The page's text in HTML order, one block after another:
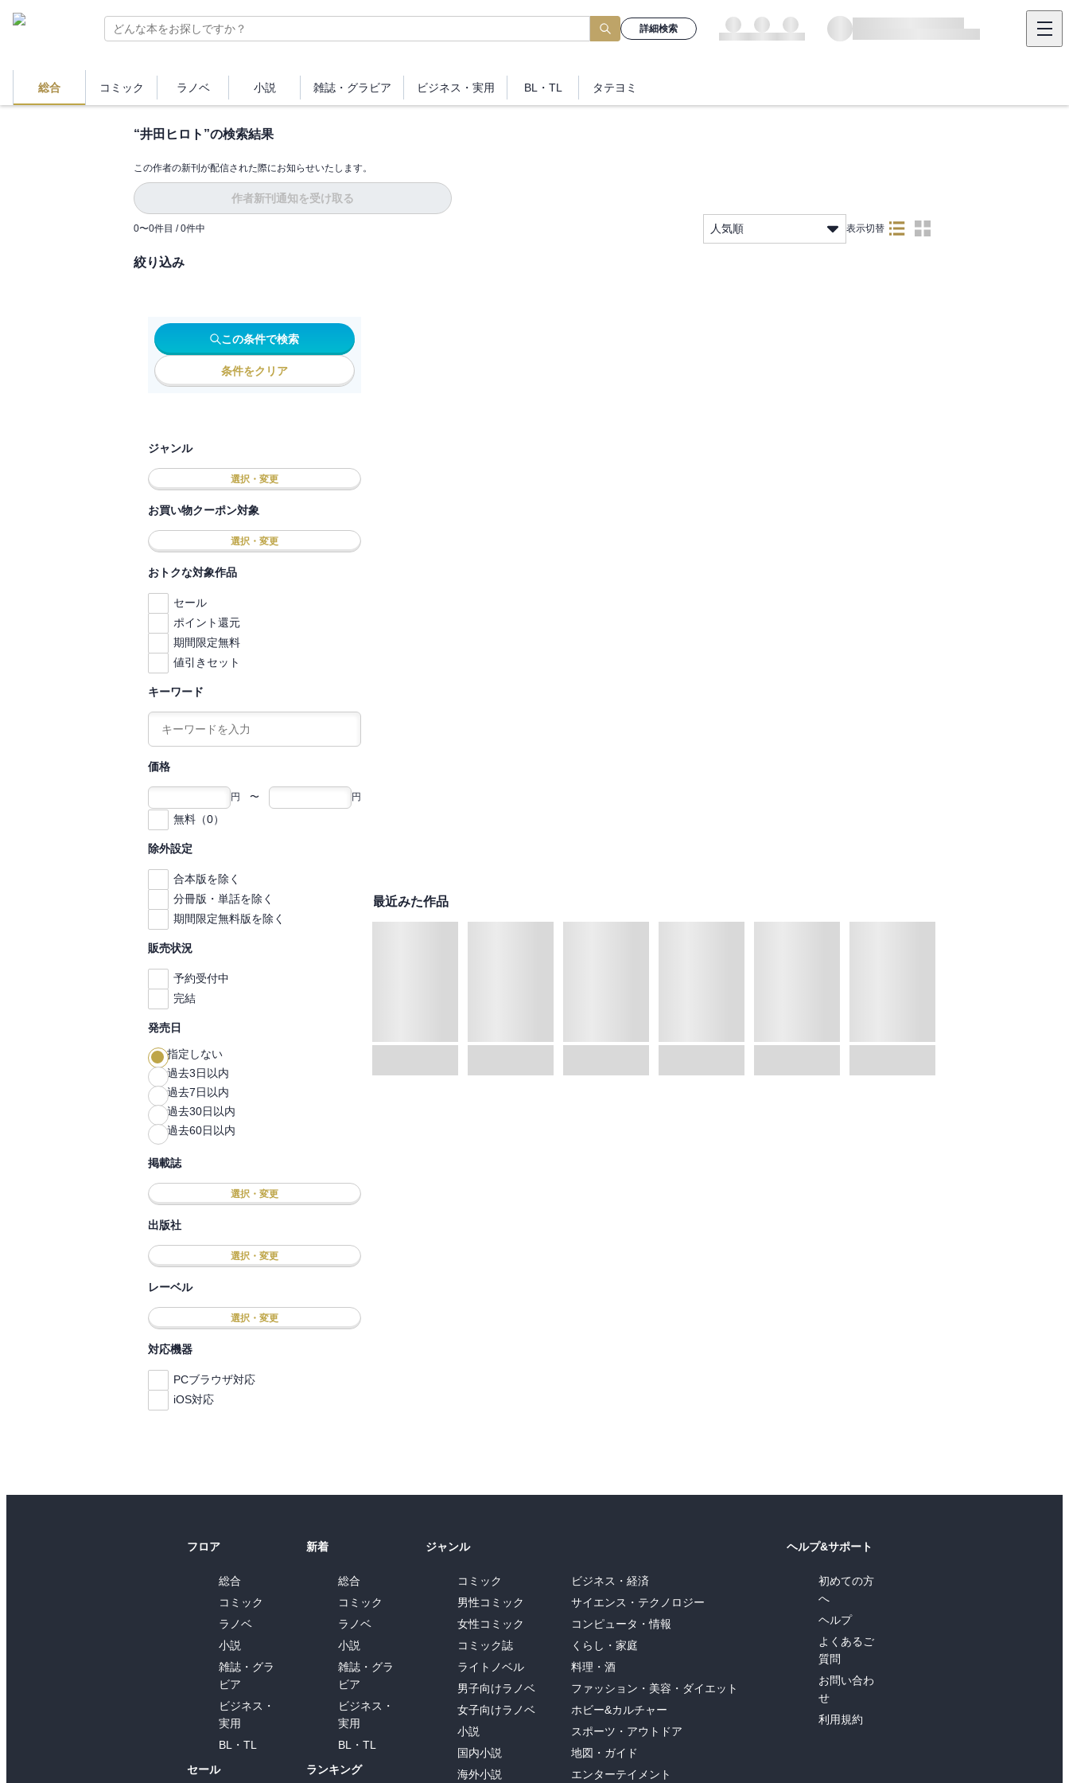
詳細検索
総合 コミック ラノベ 小説 雑誌・ グラビア ビジネス ・実用 BL・TL タテヨミ
“井田ヒロト ”の検索結果
この作者の新刊が配信された際にお知らせいたします。
作者新刊通知を受け取る
0〜0件目 / 0件中 人気順 表示切替
絞り込み
この条件で検索
条件をクリア
ジャンル
選択・変更
お買い物クーポン対象
選択・変更
おトクな対象作品
セール
ポイント還元
期間限定無料
値引きセット
キーワード
価格
円 〜 円
無料（0）
除外設定
合本版を除く
分冊版・単話を除く
期間限定無料版を除く
販売状況
予約受付中
完結
発売日
指定しない
過去3日以内
過去7日以内
過去30日以内
過去60日以内
掲載誌
選択・変更
出版社
選択・変更
レーベル
選択・変更
対応機器
PCブラウザ対応
iOS対応
最近みた作品
フロア
総合
コミック
ラノベ
小説
雑誌・グラ
ビア
ビジネス・
実用
BL・TL
セール
新着
総合
コミック
ラノベ
小説
雑誌・グラ
ビア
ビジネス・
実用
BL・TL
ランキング
ジャンル
コミック
男性コミック
女性コミック
コミック誌
ライトノベル
男子向けラノベ
女子向けラノベ
小説
国内小説
海外小説
ビジネス・経済
サイエンス・テクノロジー
コンピュータ・情報
くらし・家庭
料理・酒
ファッション・美容・ダイエット
ホビー&カルチャー
スポーツ・アウトドア
地図・ガイド
エンターテイメント
ヘルプ&サポート
初めての方
へ
ヘルプ
よくあるご
質問
お問い合わ
せ
利用規約